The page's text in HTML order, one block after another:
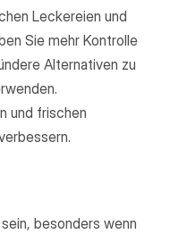
Leckereien und
Sie mehr Kontrolle
Alternativen zu
und frischen
besonders wenn